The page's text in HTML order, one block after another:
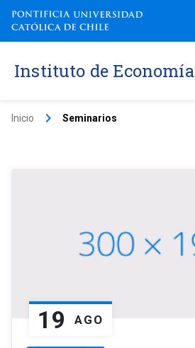
Instituto de Economía
Inicio keyboard_arrow_right Seminarios
19 AGO